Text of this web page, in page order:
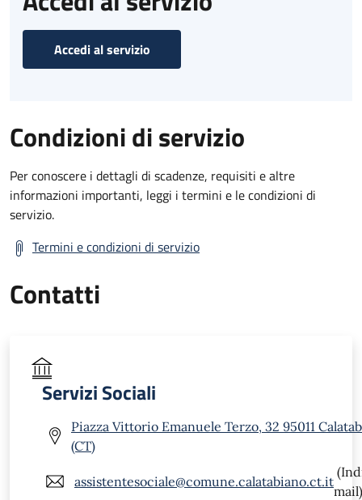
Accedi al servizio
Condizioni di servizio
Per conoscere i dettagli di scadenze, requisiti e altre
informazioni importanti, leggi i termini e le condizioni di
servizio.
Termini e condizioni di servizio
Contatti
Servizi Sociali
Piazza Vittorio Emanuele Terzo, 32 95011
(CT)
assistentesociale@comune.calatabiano.ct.it
mail)